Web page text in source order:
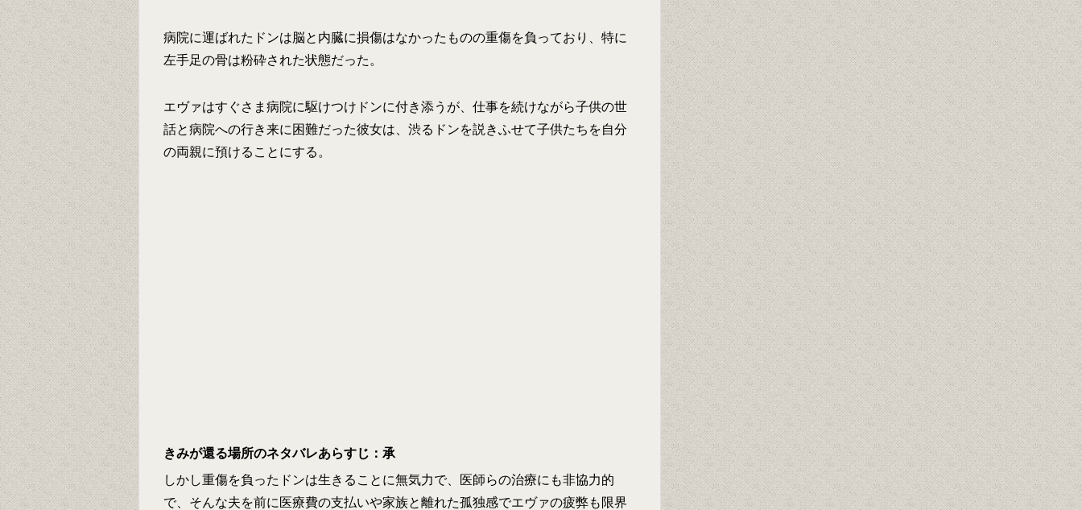
病院に運ばれたドンは脳と内臓に損傷はなかったものの重傷を負っており、特に
左手足の骨は粉砕された状態だった。
エヴァはすぐさま病院に駆けつけドンに付き添うが、仕事を続けながら子供の世
話と病院への行き来に困難だった彼女は、渋るドンを説きふせて子供たちを自分
の両親に預けることにする。
きみが還る場所のネタバレあらすじ：承
しかし重傷を負ったドンは生きることに無気力で、医師らの治療にも非協力的
で、そんな夫を前に医療費の支払いや家族と離れた孤独感でエヴァの疲弊も限界